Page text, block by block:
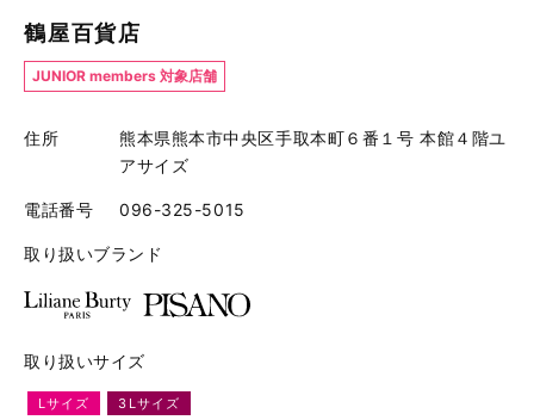
鶴屋百貨店
JUNIOR members 対象店舗
住所
熊本県熊本市中央区手取本町６番１号 本館４階ユ
アサイズ
電話番号 096-325-5015
取り扱いブランド
取り扱いサイズ
Lサイズ 3Lサイズ